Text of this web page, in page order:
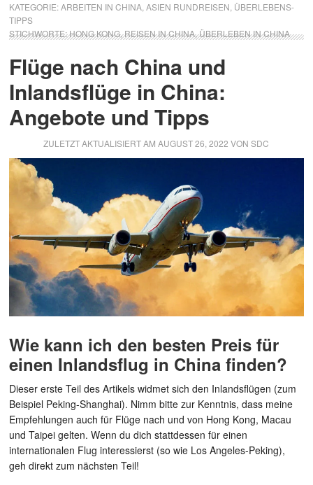
KATEGORIE:ARBEITEN IN CHINA ,ASIEN RUNDREISEN ÜBERLEBENS-
TIPPS
STICHWORTE:HONG KONG,REISEN IN CHINA,ÜBERLEBEN IN CHINA
Flüge nach China und
Inlandsflüge in China:
Angebote und Tipps
ZULETZT AKTUALISIERT AMAUGUST 26, 2022 VONSDC
Wie kann ich den besten Preis für
einen Inlandsflug in China finden?
Dieser erste Teil des Artikels widmet sich den Inlandsflügen (zum
Beispiel Peking-Shanghai). Nimm bitte zur Kenntnis, dass meine
Empfehlungen auch für Flüge nach und von Hong Kong, Macau
und Taipei gelten. Wenn du dich stattdessen für einen
internationalen Flug interessierst (so wie Los Angeles-Peking),
geh direkt zum nächsten Teil!